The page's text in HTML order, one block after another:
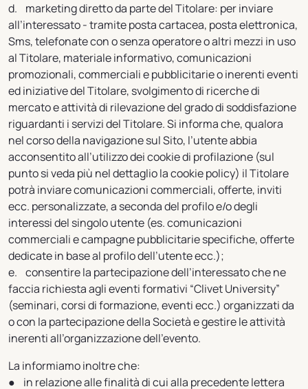
d. marketing diretto da parte del Titolare: per inviare
all’interessato - tramite posta cartacea, posta elettronica,
Sms, telefonate con o senza operatore o altri mezzi in uso
al Titolare, materiale informativo, comunicazioni
promozionali, commerciali e pubblicitarie o inerenti eventi
ed iniziative del Titolare, svolgimento di ricerche di
mercato e attività di rilevazione del grado di soddisfazione
riguardanti i servizi del Titolare. Si informa che, qualora
nel corso della navigazione sul Sito, l’utente abbia
acconsentito all’utilizzo dei cookie di profilazione (sul
punto si veda più nel dettaglio la cookie policy) il Titolare
potrà inviare comunicazioni commerciali, offerte, inviti
ecc. personalizzate, a seconda del profilo e/o degli
interessi del singolo utente (es. comunicazioni
commerciali e campagne pubblicitarie specifiche, offerte
dedicate in base al profilo dell’utente ecc.);
e. consentire la partecipazione dell’interessato che ne
faccia richiesta agli eventi formativi “Clivet University”
(seminari, corsi di formazione, eventi ecc.) organizzati da
o con la partecipazione della Società e gestire le attività
inerenti all’organizzazione dell’evento.
La informiamo inoltre che:
● in relazione alle finalità di cui alla precedente lettera